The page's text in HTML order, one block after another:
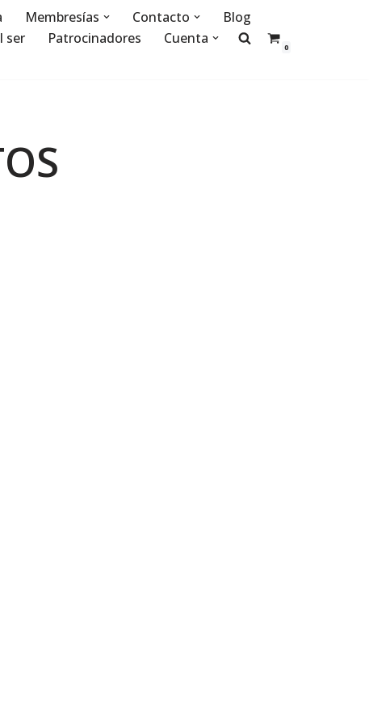
Membresías Contacto
Blog
ser Patrocinadores Cuenta
0